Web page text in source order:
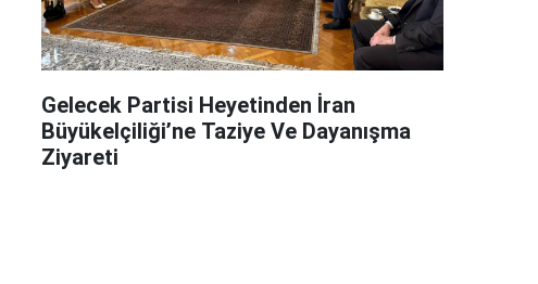
Gelecek Partisi Heyetinden İran
Büyükelçiliği’ne Taziye Ve Dayanışma
Ziyareti